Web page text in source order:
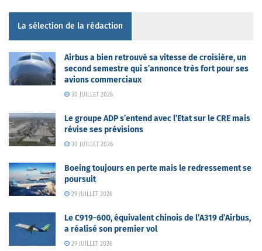
La sélection de la rédaction
Airbus a bien retrouvé sa vitesse de croisière, un
second semestre qui s’annonce très fort pour ses
avions commerciaux
30 JUILLET 2026
Le groupe ADP s’entend avec l’Etat sur le CRE mais
révise ses prévisions
30 JUILLET 2026
Boeing toujours en perte mais le redressement se
poursuit
29 JUILLET 2026
Le C919-600, équivalent chinois de l’A319 d’Airbus,
a réalisé son premier vol
29 JUILLET 2026